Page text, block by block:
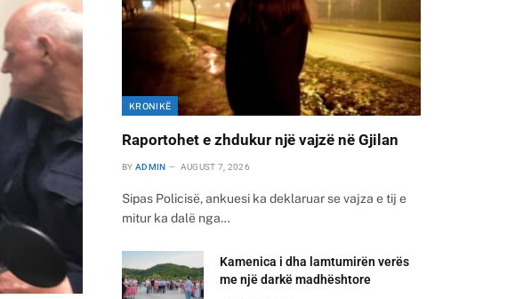
KRONIKË
Raportohet e zhdukur një vajzë në Gjilan
BY ADMIN AUGUST 7, 2026
Sipas Policisë, ankuesi ka deklaruar se vajza e tij e
mitur ka dalë nga…
Kamenica i dha lamtumirën verës
me një darkë madhështore